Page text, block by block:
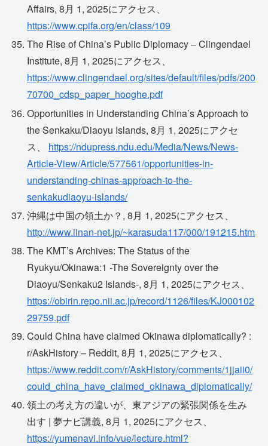
Affairs, 8月 1, 2025にアクセス、
https://www.cpifa.org/en/class/109
The Rise of China’s Public Diplomacy – Clingendael
Institute, 8月 1, 2025にアクセス、
https://www.clingendael.org/sites/default/files/pdfs/200
70700_cdsp_paper_hooghe.pdf
Opportunities in Understanding China’s Approach to
the Senkaku/Diaoyu Islands, 8月 1, 2025にアクセ
ス、 https://ndupress.ndu.edu/Media/News/News-
Article-View/Article/577561/opportunities-in-
understanding-chinas-approach-to-the-
senkakudiaoyu-islands/
沖縄は中国の領土か？, 8月 1, 2025にアクセス、
http://www.iinan-net.jp/~karasuda117/000/191215.htm
The KMT’s Archives: The Status of the
Ryukyu/Okinawa:1 -The Sovereignty over the
Diaoyu/Senkaku2 Islands-, 8月 1, 2025にアクセス、
https://obirin.repo.nii.ac.jp/record/1126/files/KJ000102
29759.pdf
Could China have claimed Okinawa diplomatically? :
r/AskHistory – Reddit, 8月 1, 2025にアクセス、
https://www.reddit.com/r/AskHistory/comments/1jjaii0/
could_china_have_claimed_okinawa_diplomatically/
領土の考え方の違いが、東アジアの緊張関係を生み
出す | 夢ナビ講義, 8月 1, 2025にアクセス、
https://yumenavi.info/vue/lecture.html?